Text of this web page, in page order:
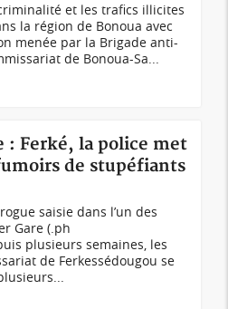
et les trafics illicites
la région de Bonoua avec
menée par la Brigade anti-
de Bonoua-Sa...
: Ferké, la police met
de stupéfiants
saisie dans l’un des
Gare (.ph
plusieurs semaines, les
de Ferkessédougou se